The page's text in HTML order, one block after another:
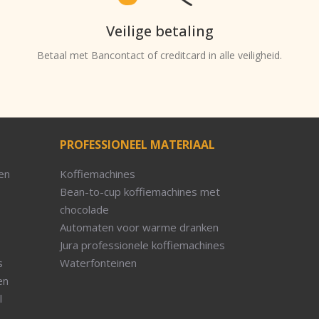
Veilige betaling
Betaal met Bancontact of creditcard in alle veiligheid.
PROFESSIONEEL MATERIAAL
Koffiemachines
Bean-to-cup koffiemachines met
chocolade
Automaten voor warme dranken
Jura professionele koffiemachines
Waterfonteinen